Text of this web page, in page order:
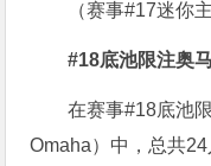
（赛事#17迷你
#18底池限注奥
在赛事#18底池
Omaha）中，总共